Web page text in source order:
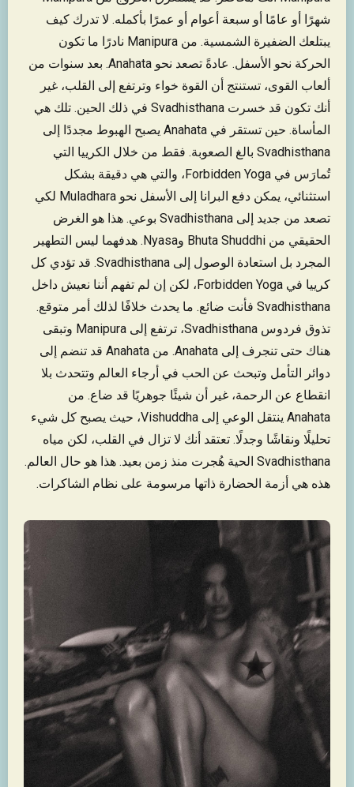
شهرًا أو عامًا أو سبعة أعوام أو عمرًا بأكمله. لا تدرك كيف
يبتلعك الضفيرة الشمسية. من Manipura نادرًا ما تكون
الحركة نحو الأسفل. عادةً تصعد نحو Anahata. بعد سنوات من
ألعاب القوى، تستنتج أن القوة خواء وترتفع إلى القلب، غير
أنك تكون قد خسرت Svadhisthana في ذلك الحين. تلك هي
المأساة. حين تستقر في Anahata يصبح الهبوط مجددًا إلى
Svadhisthana بالغ الصعوبة. فقط من خلال الكرييا التي
تُمارَس في Forbidden Yoga، والتي هي دقيقة بشكل
استثنائي، يمكن دفع البرانا إلى الأسفل نحو Muladhara لكي
تصعد من جديد إلى Svadhisthana بوعي. هذا هو الغرض
الحقيقي من Bhuta Shuddhi وNyasa. هدفهما ليس التطهير
المجرد بل استعادة الوصول إلى Svadhisthana. قد تؤدي كل
كرييا في Forbidden Yoga، لكن إن لم تفهم أننا نعيش داخل
Svadhisthana فأنت ضائع. ما يحدث خلافًا لذلك أمر متوقع.
تذوق فردوس Svadhisthana، ترتفع إلى Manipura وتبقى
هناك حتى تنجرف إلى Anahata. من Anahata قد تنضم إلى
دوائر التأمل وتبحث عن الحب في أرجاء العالم وتتحدث بلا
انقطاع عن الرحمة، غير أن شيئًا جوهريًا قد ضاع. من
Anahata ينتقل الوعي إلى Vishuddha، حيث يصبح كل شيء
تحليلًا ونقاشًا وجدلًا. تعتقد أنك لا تزال في القلب، لكن مياه
Svadhisthana الحية هُجرت منذ زمن بعيد. هذا هو حال العالم.
هذه هي أزمة الحضارة ذاتها مرسومة على نظام الشاكرات.